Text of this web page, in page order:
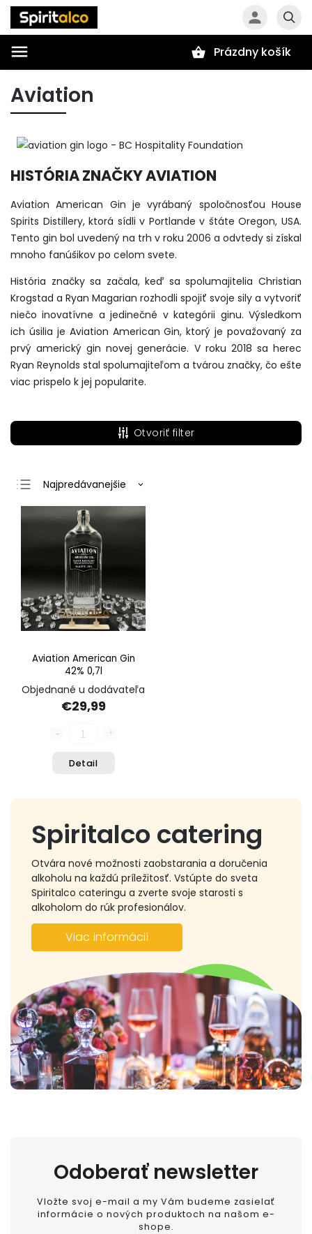
Prázdny košík
Aviation
HISTÓRIA ZNAČKY AVIATION
Aviation American Gin je vyrábaný spoločnosťou House
Spirits Distillery, ktorá sídli v Portlande v štáte Oregon, USA.
Tento gin bol uvedený na trh v roku 2006 a odvtedy si získal
mnoho fanúšikov po celom svete.
História značky sa začala, keď sa spolumajitelia Christian
Krogstad a Ryan Magarian rozhodli spojiť svoje sily a vytvoriť
niečo inovatívne a jedinečné v kategórii ginu. Výsledkom
ich úsilia je Aviation American Gin, ktorý je považovaný za
prvý americký gin novej generácie. V roku 2018 sa herec
Ryan Reynolds stal spolumajiteľom a tvárou značky, čo ešte
viac prispelo k jej popularite.
Otvoriť filter
Najpredávanejšie
Najlacnejšie
Najdrahšie
Abecedne
Aviation American Gin
42% 0,7l
Objednané u dodávateľa
€29,99
Detail
Spiritalco catering
Otvára nové možnosti zaobstarania a doručenia
alkoholu na každú príležitosť. Vstúpte do sveta
Spiritalco cateringu a zverte svoje starosti s
alkoholom do rúk profesionálov.
Viac informácií
Odoberať newsletter
Vložte svoj e-mail a my Vám budeme zasielať
informácie o nových produktoch na našom e-
shope.